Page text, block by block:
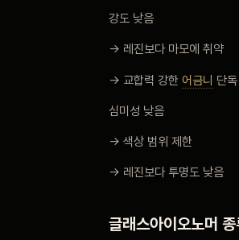
강도 낮음
→ 레진보다 마모에 취약
→ 교합력 강한 어금니 단
심미성 낮음
→ 색상 범위 제한
→ 레진보다 투명도 낮음
글래스아이오노머